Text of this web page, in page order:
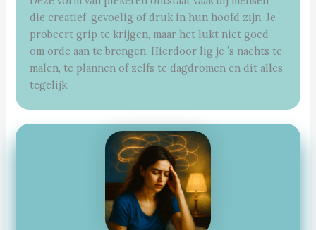
die creatief, gevoelig of druk in hun hoofd zijn. Je
probeert grip te krijgen, maar het lukt niet goed
om orde aan te brengen. Hierdoor lig je ’s nachts te
malen, te plannen of zelfs te dagdromen en dit alles
tegelijk.